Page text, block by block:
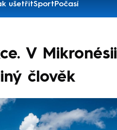
ušetřitSportPočasí
V Mikronésii
člověk